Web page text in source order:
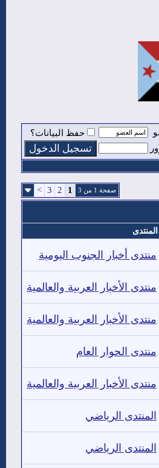
حفظ البيانات؟
صفحة 1 من 3 1
2
3
>
المنتدى
منتدى أخبار الجنوب اليومية
منتدى الأخبار العربية والعالمية
منتدى الأخبار العربية والعالمية
منتدى الحوار العام
منتدى الأخبار العربية والعالمية
المنتدى الرياضي
المنتدى الرياضي